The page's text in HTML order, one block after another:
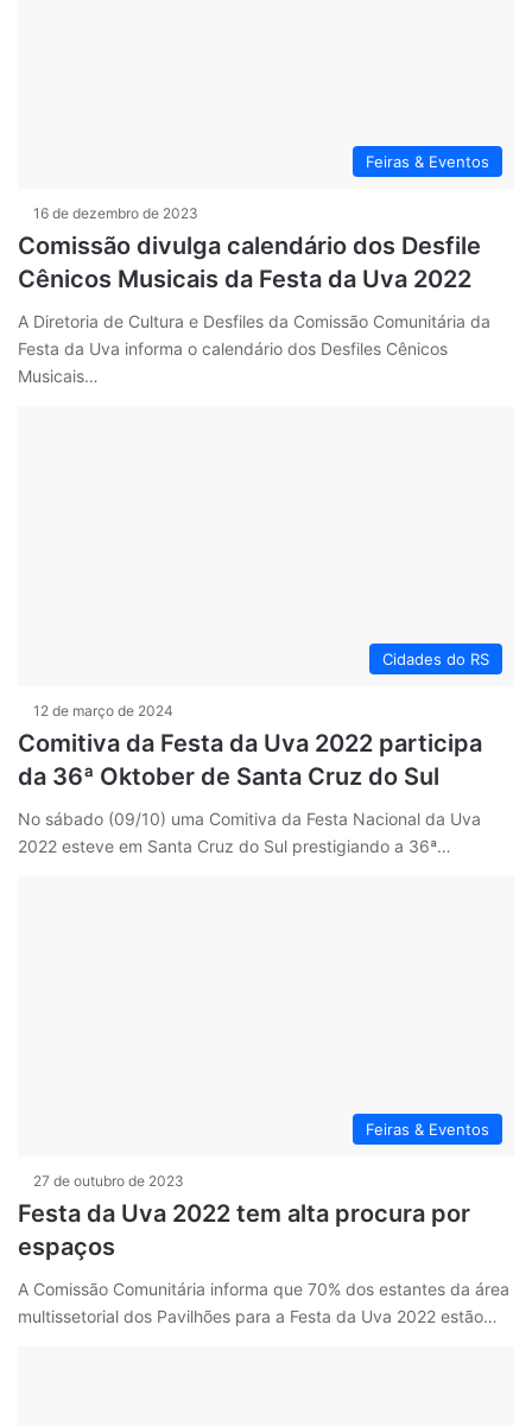
Feiras & Eventos
16 de dezembro de 2023
Comissão divulga calendário dos Desfile
Cênicos Musicais da Festa da Uva 2022
A Diretoria de Cultura e Desfiles da Comissão Comunitária da
Festa da Uva informa o calendário dos Desfiles Cênicos
Musicais…
Cidades do RS
12 de março de 2024
Comitiva da Festa da Uva 2022 participa
da 36ª Oktober de Santa Cruz do Sul
No sábado (09/10) uma Comitiva da Festa Nacional da Uva
2022 esteve em Santa Cruz do Sul prestigiando a 36ª…
Feiras & Eventos
27 de outubro de 2023
Festa da Uva 2022 tem alta procura por
espaços
A Comissão Comunitária informa que 70% dos estantes da área
multissetorial dos Pavilhões para a Festa da Uva 2022 estão…